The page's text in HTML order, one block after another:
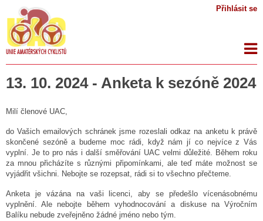
Přihlásit se
13. 10. 2024 - Anketa k sezóně 2024
Milí členové UAC,
do Vašich emailových schránek jsme rozeslali odkaz na anketu k právě
skončené sezóně a budeme moc rádi, když nám jí co nejvíce z Vás
vyplní. Je to pro nás i další směřování UAC velmi důležité. Během roku
za mnou přicházíte s různými připomínkami, ale teď máte možnost se
vyjádřit všichni. Nebojte se rozepsat, rádi si to všechno přečteme.
Anketa je vázána na vaši licenci, aby se předešlo vícenásobnému
vyplnění. Ale nebojte během vyhodnocování a diskuse na Výročním
Balíku nebude zveřejněno žádné jméno nebo tým.